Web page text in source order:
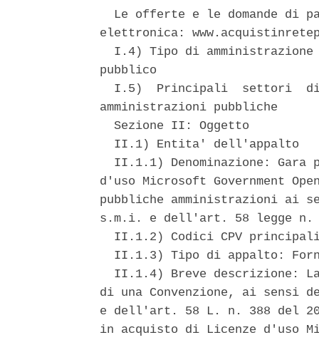
Le offerte e le domande di
elettronica:
I.4) Tipo di
pubblico
I.5)  Principali  settori
amministrazioni pubbliche
  Sezione II: Oggetto
  II.1) Entita' dell'appalto
II.1.1) Denominazione: Gara
d'uso Microsoft Government
pubbliche amministrazioni ai
s.m.i. e dell'art. 58 legge n.
II.1.2) Codici CPV
II.1.3) Tipo di appalto:
II.1.4) Breve descrizione:
di una Convenzione, ai
e dell'art. 58 L. n. 388 del
in acquisto di Licenze d'uso